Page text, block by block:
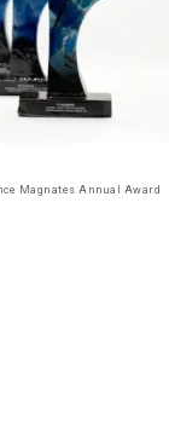
Magnates Annual Award